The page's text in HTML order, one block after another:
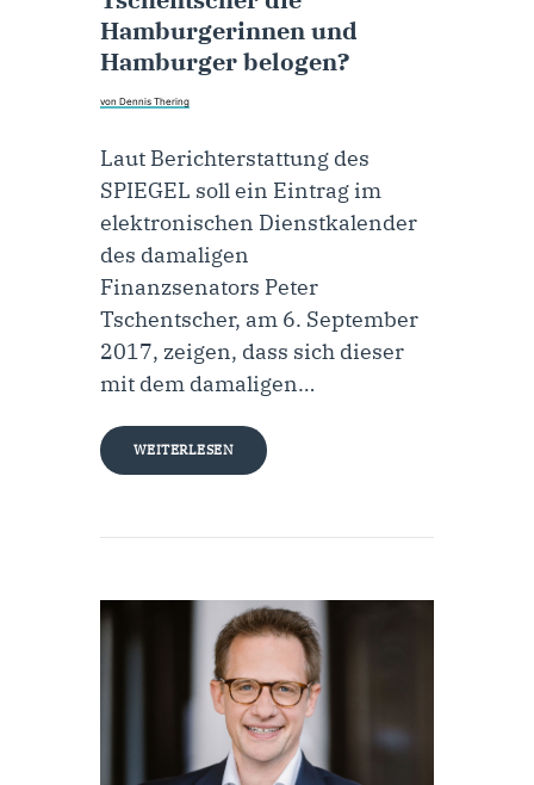
Hamburgerinnen und
Hamburger belogen?
von Dennis Thering
Laut Berichterstattung des
SPIEGEL soll ein Eintrag im
elektronischen Dienstkalender
des damaligen
Finanzsenators Peter
Tschentscher, am 6. September
2017, zeigen, dass sich dieser
mit dem damaligen…
WEITERLESEN